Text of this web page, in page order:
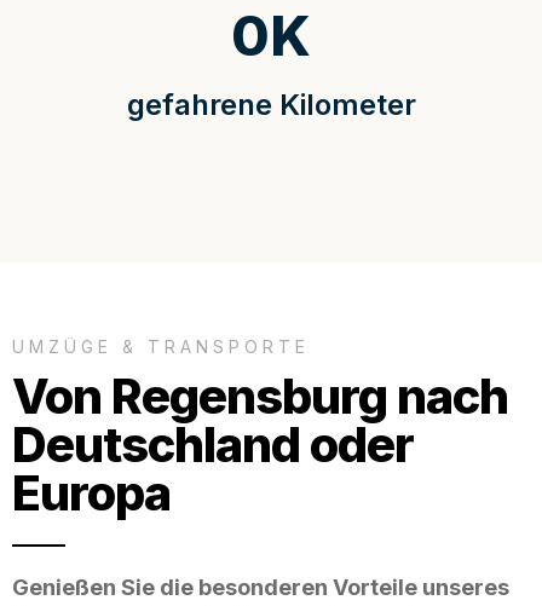
gefahrene Kilometer
0K
UMZÜGE & TRANSPORTE
Von Regensburg nach
Deutschland oder
Europa
Genießen Sie die besonderen Vorteile unseres